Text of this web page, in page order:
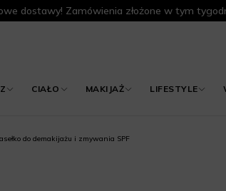
dostawy! Zamówienia złożone w tym
CIAŁO MAKIJAŻ LIFESTYLE
do demakijażu i zmywania SPF